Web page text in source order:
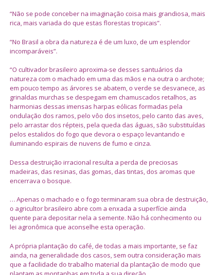
“Não se pode conceber na imaginação coisa mais grandiosa, mais
rica, mais variada do que estas florestas tropicais”.
“No Brasil a obra da natureza é de um luxo, de um esplendor
incomparáveis”.
“O cultivador brasileiro aproxima-se desses santuários da
natureza com o machado em uma das mãos e na outra o archote;
em pouco tempo as árvores se abatem, o verde se desvanece, as
grinaldas murchas se despegam em chamuscados retalhos, as
harmonias dessas imensas harpas eólicas formadas pela
ondulação dos ramos, pelo vôo dos insetos, pelo canto das aves,
pelo arrastar dos répteis, pela queda das águas, são substituídas
pelos estalidos do fogo que devora o espaço levantando e
iluminando espirais de nuvens de fumo e cinza.
Dessa destruição irracional resulta a perda de preciosas
madeiras, das resinas, das gomas, das tintas, dos aromas que
encerrava o bosque.
… Apenas o machado e o fogo terminaram sua obra de destruição,
o agricultor brasileiro abre com a enxada a superfície ainda
quente para depositar nela a semente. Não há conhecimento ou
lei agronômica que aconselhe esta operação.
A própria plantação do café, de todas a mais importante, se faz
ainda, na generalidade dos casos, sem outra consideração mais
que a facilidade do trabalho material da plantação de modo que